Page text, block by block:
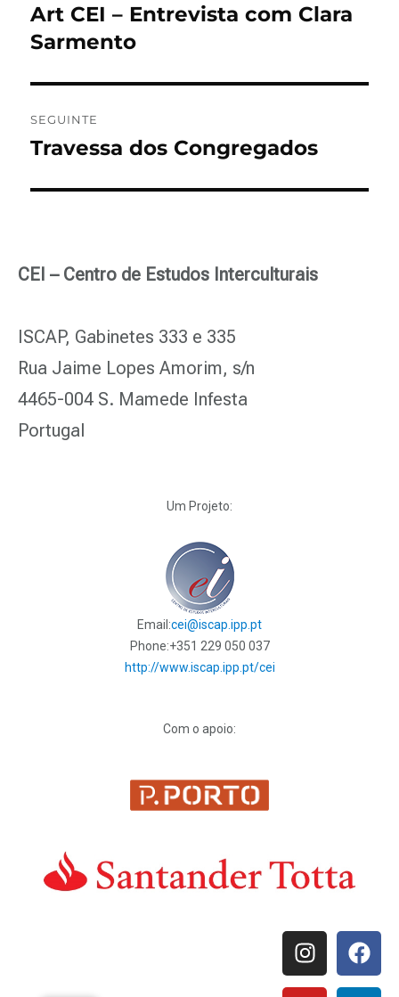
Art CEI – Entrevista com Clara
Sarmento
SEGUINTE
Travessa dos Congregados
CEI – Centro de Estudos Interculturais
ISCAP, Gabinetes 333 e 335
Rua Jaime Lopes Amorim, s/n
4465-004 S. Mamede Infesta
Portugal
Um Projeto:
Email:cei@iscap.ipp.pt
Phone:+351 229 050 037
http://www.iscap.ipp.pt/cei
Com o apoio: